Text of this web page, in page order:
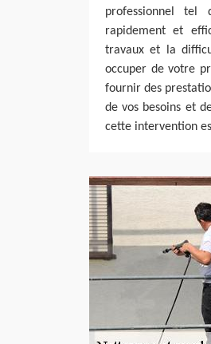
professionnel tel
rapidement et
travaux et la
occuper de votre
fournir des
de vos besoins et
cette intervention